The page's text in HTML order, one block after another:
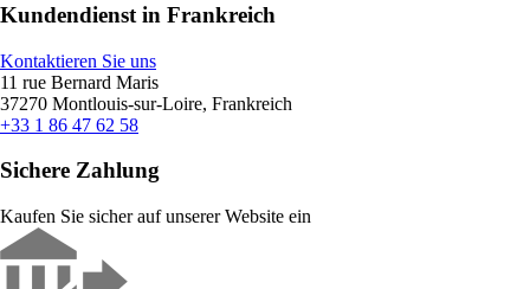
Kundendienst in Frankreich
Kontaktieren Sie uns
11 rue Bernard Maris
37270 Montlouis-sur-Loire, Frankreich
+33 1 86 47 62 58
Sichere Zahlung
Kaufen Sie sicher auf unserer Website ein